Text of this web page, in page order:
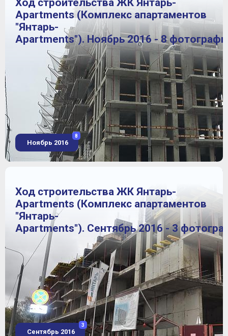
Ход строительства ЖК Янтарь-
Apartments (Комплекс апартаментов
"Янтарь-
Apartments"). Ноябрь 2016 - 8
Ноябрь 2016
8
Ход строительства ЖК Янтарь-
Apartments (Комплекс апартаментов
"Янтарь-
Apartments"). Сентябрь 2016 - 3
Сентябрь 2016
3